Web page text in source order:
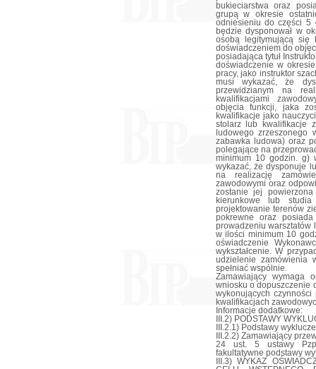
bukieciarstwa oraz
grupą w okresie
odniesieniu do części 5
będzie dysponował w
osobą legitymującą się
doświadczeniem do
posiadająca tytuł
doświadczenie w
pracy, jako instruktor
musi wykazać, że
przewidzianym na
kwalifikacjami
objęcia funkcji, jaka
kwalifikacje jako
stolarz lub kwalifikacje
ludowego zrzeszonego
zabawka ludowa) oraz
polegające na
minimum 10 godzin. g)
wykazać, że dysponuje
na realizację
zawodowymi oraz
zostanie jej
kierunkowe lub studia
projektowanie terenów
pokrewne oraz
prowadzeniu warsztatów
w ilości minimum 10
oświadczenie
wykształcenie. W
udzielenie zamówienia
spełniać wspólnie.
Zamawiający wymaga
wniosku o dopuszczenie
wykonujących
kwalifikacjach
Informacje dodatkowe:
III.2) PODSTAWY
III.2.1) Podstawy
III.2.2) Zamawiający
24 ust. 5 ustawy Pzp
fakultatywne podstawy
III.3) WYKAZ